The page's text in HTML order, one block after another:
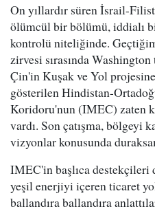
On yıllardır süren İsrail-
ölümcül bir bölümü, iddialı
kontrolü niteliğinde.
zirvesi sırasında
Çin'in Kuşak ve Yol
gösterilen Hindistan-
Koridoru'nun (IMEC) zaten
vardı. Son çatışma, bölgeyi
vizyonlar konusunda
IMEC'in başlıca destekçileri
yeşil enerjiyi içeren ticaret
ballandıra ballandıra